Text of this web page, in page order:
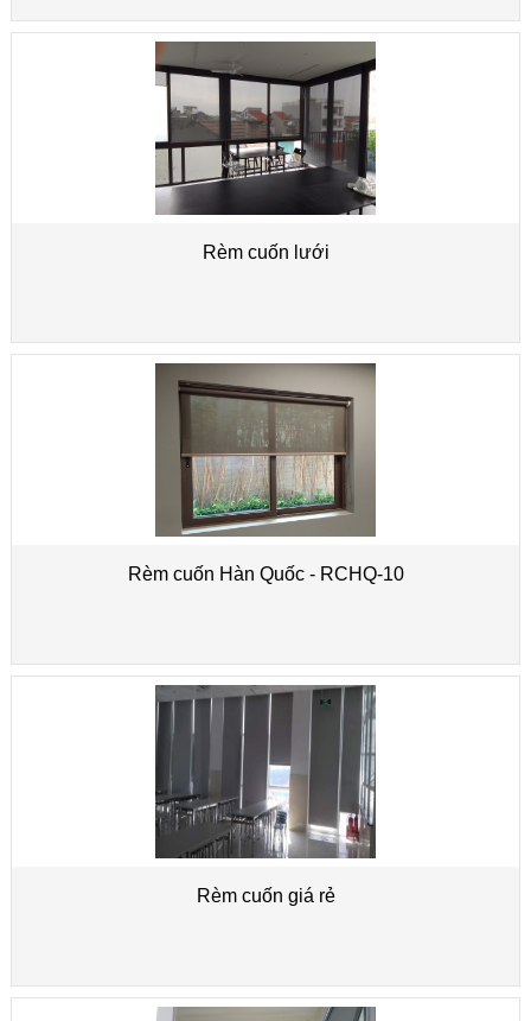
Rèm cuốn lưới
Rèm cuốn Hàn Quốc - RCHQ-10
Rèm cuốn giá rẻ